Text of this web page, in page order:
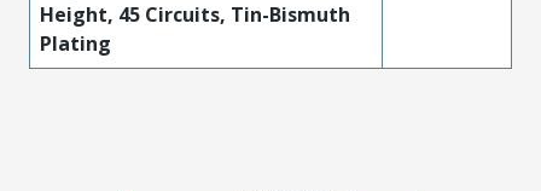
Height, 45 Circuits, Tin-Bismuth
Plating